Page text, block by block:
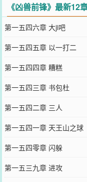
篮球新作《凶兽前锋》，
您要是觉得《凶兽前锋》
里的朋友推荐哦！
《凶兽前锋》最新12
第一五四六章 大ji吧
第一五四五章 以一打二
第一五四四章 糟糕
第一五四三章 书包杜
第一五四二章 三人
第一五四一章 天王山之球
第一五四零章 闪躲
第一五三九章 进攻